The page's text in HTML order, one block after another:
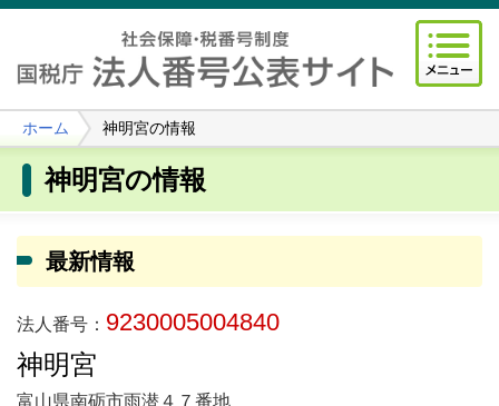
ホーム 神明宮の情報
神明宮の情報
最新情報
法人番号： 9230005004840
神明宮
富山県南砺市雨潜４７番地